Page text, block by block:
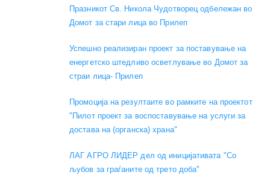
Празникот Св. Никола Чудотворец одбележан во
Домот за стари лица во Прилеп
Успешно реализиран проект за поставување на
енергетско штедливо осветлување во Домот за
страи лица- Прилеп
Промоција на резултаите во рамките на проектот
"Пилот проект за воспоставување на услуги за
достава на (органска) храна"
ЛАГ АГРО ЛИДЕР дел од иницијативата "Со
љубов за граѓаните од трето доба"